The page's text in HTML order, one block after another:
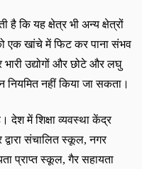
है कि यह क्षेत्र भी अन्य क्षेत्रों
एक खांचे में फिट कर पाना संभव
उद्योगों और छोटे और लघु
नियमित नहीं किया जा सकता।
देश में शिक्षा व्यवस्था केंद्र
द्वारा संचालित स्कूल,नगर
प्राप्त स्कूल,गैर सहायता